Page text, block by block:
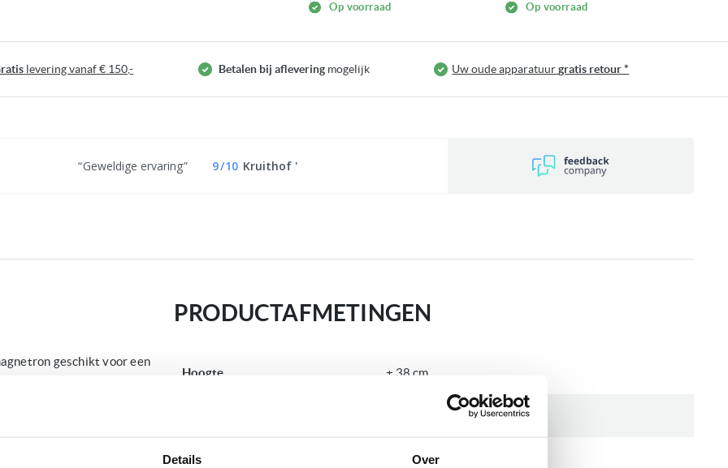
Details Over
Op voorraad Op voorraad
levering vanaf € 150,- Betalen bij aflevering mogelijk Uw oude apparatuurgratis retour *
9/10 Kruithof '
Geweldige ervaring
geschikt voor een
tot 7x sneller en
behoudt. Deze Bauknecht
alle vitamines en
meegeleverd).
PRODUCTAFMETINGEN
Hoogte ± 38 cm
Breedte ± 60 cm